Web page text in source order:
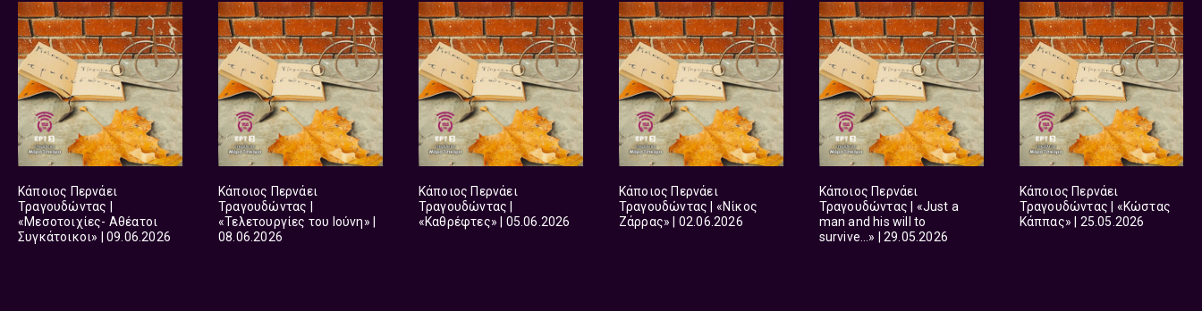
Κάποιος Περνάει
Τραγουδώντας |
«Μεσοτοιχίες- Αθέατοι
Συγκάτοικοι» | 09.06.2026
Κάποιος Περνάει
Τραγουδώντας |
«Τελετουργίες του Ιούνη» |
08.06.2026
Κάποιος Περνάει
Τραγουδώντας |
«Καθρέφτες» | 05.06.2026
Κάποιος Περνάει
Τραγουδώντας | «Νίκος
Ζάρρας» | 02.06.2026
Κάποιος Περνάει
Τραγουδώντας | «Just a
man and his will to
survive…» | 29.05.2026
Κάποιος Περνάει
Τραγουδώντας | «Κώστας
Κάππας» | 25.05.2026